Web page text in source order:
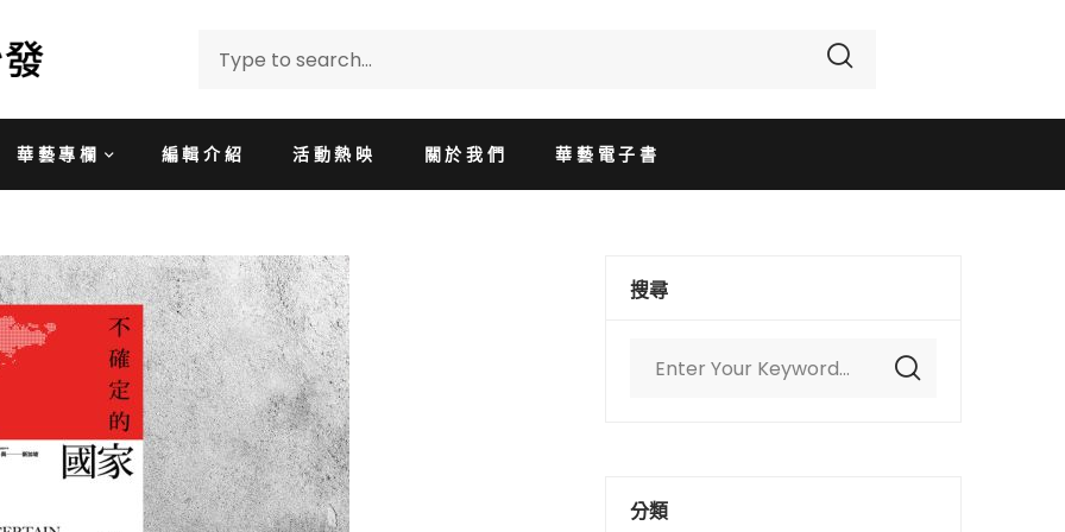
華藝專欄 編輯介紹 活動熱映 關於我們 華藝電子書
搜尋
分類